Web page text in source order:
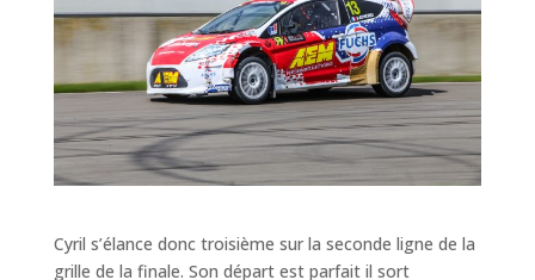
Cyril s’élance donc troisième sur la seconde ligne de la
grille de la finale. Son départ est parfait il sort